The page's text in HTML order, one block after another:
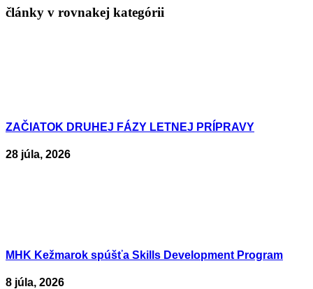
články v rovnakej kategórii
ZAČIATOK DRUHEJ FÁZY LETNEJ PRÍPRAVY
28 júla, 2026
MHK Kežmarok spúšťa Skills Development Program
8 júla, 2026